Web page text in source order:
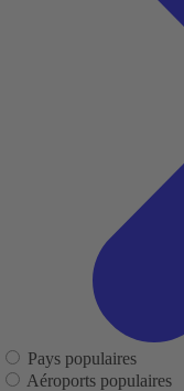
Pays populaires
Aéroports populaires